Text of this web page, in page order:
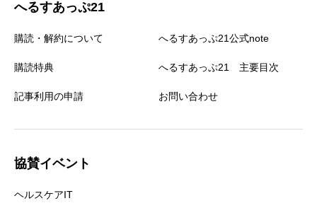
へるすあっぷ21
購読・解約について へるすあっぷ21公式note
購読特典 へるすあっぷ21 主要目次
記事利用の申請 お問い合わせ
協賛イベント
ヘルスケアIT